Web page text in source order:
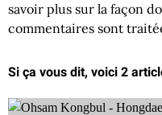
savoir plus sur la façon
commentaires sont
Si ça vous dit, voici 2